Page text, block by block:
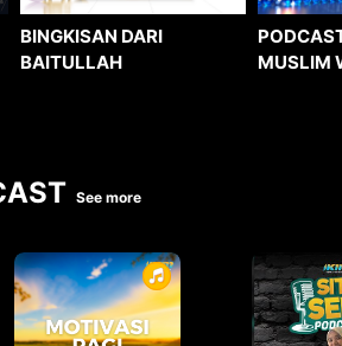
BINGKISAN DARI
BAITULLAH
MUSLIM
See more